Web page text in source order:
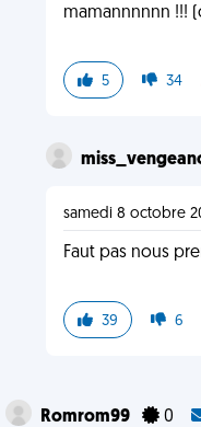
mamannnnnn !!!
5 34
samedi 8 octobre
Faut pas nous
39 6
Romrom99 0